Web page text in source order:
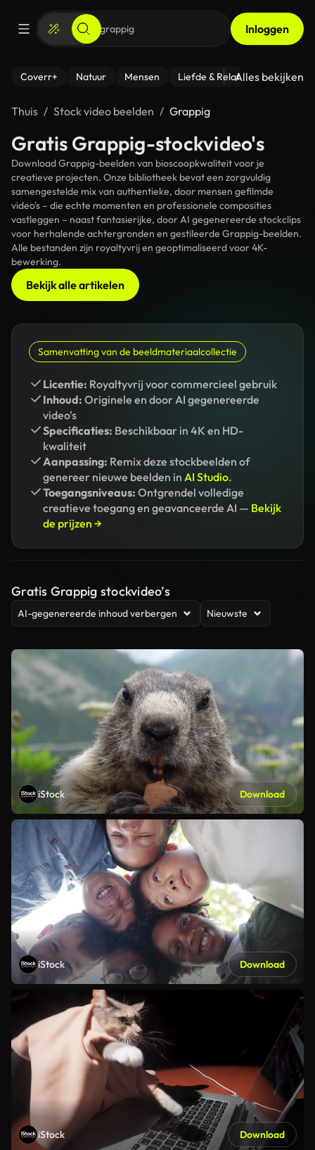
Inloggen
Coverr+ Natuur Mensen Liefde & Relaties - Fitness
Alles bekijken
Thuis Stock video beelden Grappig
Gratis Grappig-stockvideo's
Download Grappig-beelden van bioscoopkwaliteit voor je
creatieve projecten. Onze bibliotheek bevat een zorgvuldig
samengestelde mix van authentieke, door mensen gefilmde
video's – die echte momenten en professionele composities
vastleggen – naast fantasierijke, door AI gegenereerde stockclips
voor herhalende achtergronden en gestileerde Grappig-beelden.
Alle bestanden zijn royaltyvrij en geoptimaliseerd voor 4K-
bewerking.
Bekijk alle artikelen
Samenvatting van de beeldmateriaalcollectie
Licentie: Royaltyvrij voor commercieel gebruik
Inhoud: Originele en door AI gegenereerde
video's
Specificaties: Beschikbaar in 4K en HD-
kwaliteit
Aanpassing: Remix deze stockbeelden of
genereer nieuwe beelden in AI Studio.
Toegangsniveaus: Ontgrendel volledige
creatieve toegang en geavanceerde AI — Bekijk
de prijzen →
Gratis Grappig stockvideo’s
AI-gegenereerde inhoud verbergen Nieuwste
iStock Download
iStock Download
iStock Download